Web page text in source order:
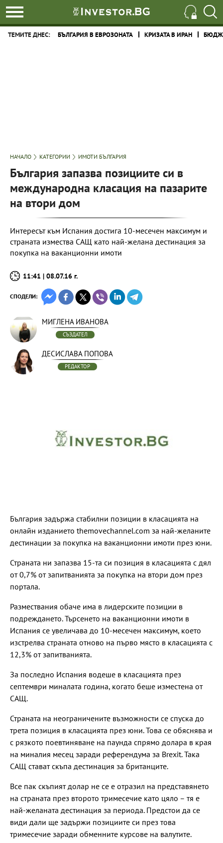
ТЕМИТЕ ДНЕС: БЪЛГАРИЯ В ЕВРОЗОНАТА КРИЗАТА В ИРАН
НАЧАЛО КАТЕГОРИИ ИМОТИ БЪЛГАРИЯ
България запазва позициите си в
международна класация на пазарите
на втори дом
Интересът към Испания достига 10-месечен максимум и
страната измества САЩ като най-желана дестинация за
покупка на ваканционни имоти
11:41 | 08.07.16 г.
СПОДЕЛИ:
МИГЛЕНА ИВАНОВА
СЪЗДАТЕЛ
ДЕСИСЛАВА ПОПОВА
РЕДАКТОР
България задържа стабилни позиции в класацията на
онлайн изданието themovechannel.com за най-желаните
дестинации за покупка на ваканционни имоти през юни.
Страната ни запазва 15-та си позиция в класацията с дял
от 0,7% от запитванията за покупка на втори дом през
портала.
Размествания обаче има в лидерските позиции в
подреждането. Търсенето на ваканционни имоти в
Испания се увеличава до 10-месечен максимум, което
изстрелва страната отново на първо място в класацията с
12,3% от запитванията.
За последно Испания водеше в класацията през
септември миналата година, когато беше изместена от
САЩ.
Страната на неограничените възможности се спуска до
трета позиция в класацията през юни. Това се обяснява и
с рязкото поевтиняване на паунда спрямо долара в края
на миналия месец заради референдума за Brexit. Така
САЩ стават скъпа дестинация за британците.
Все пак скъпият долар не се е отразил на представянето
на страната през второто тримесечие като цяло – тя е
най-желаната дестинация за периода. Предстои да се
види дали ще задържи позициите си през това
тримесечие заради обменните курсове на валутите.